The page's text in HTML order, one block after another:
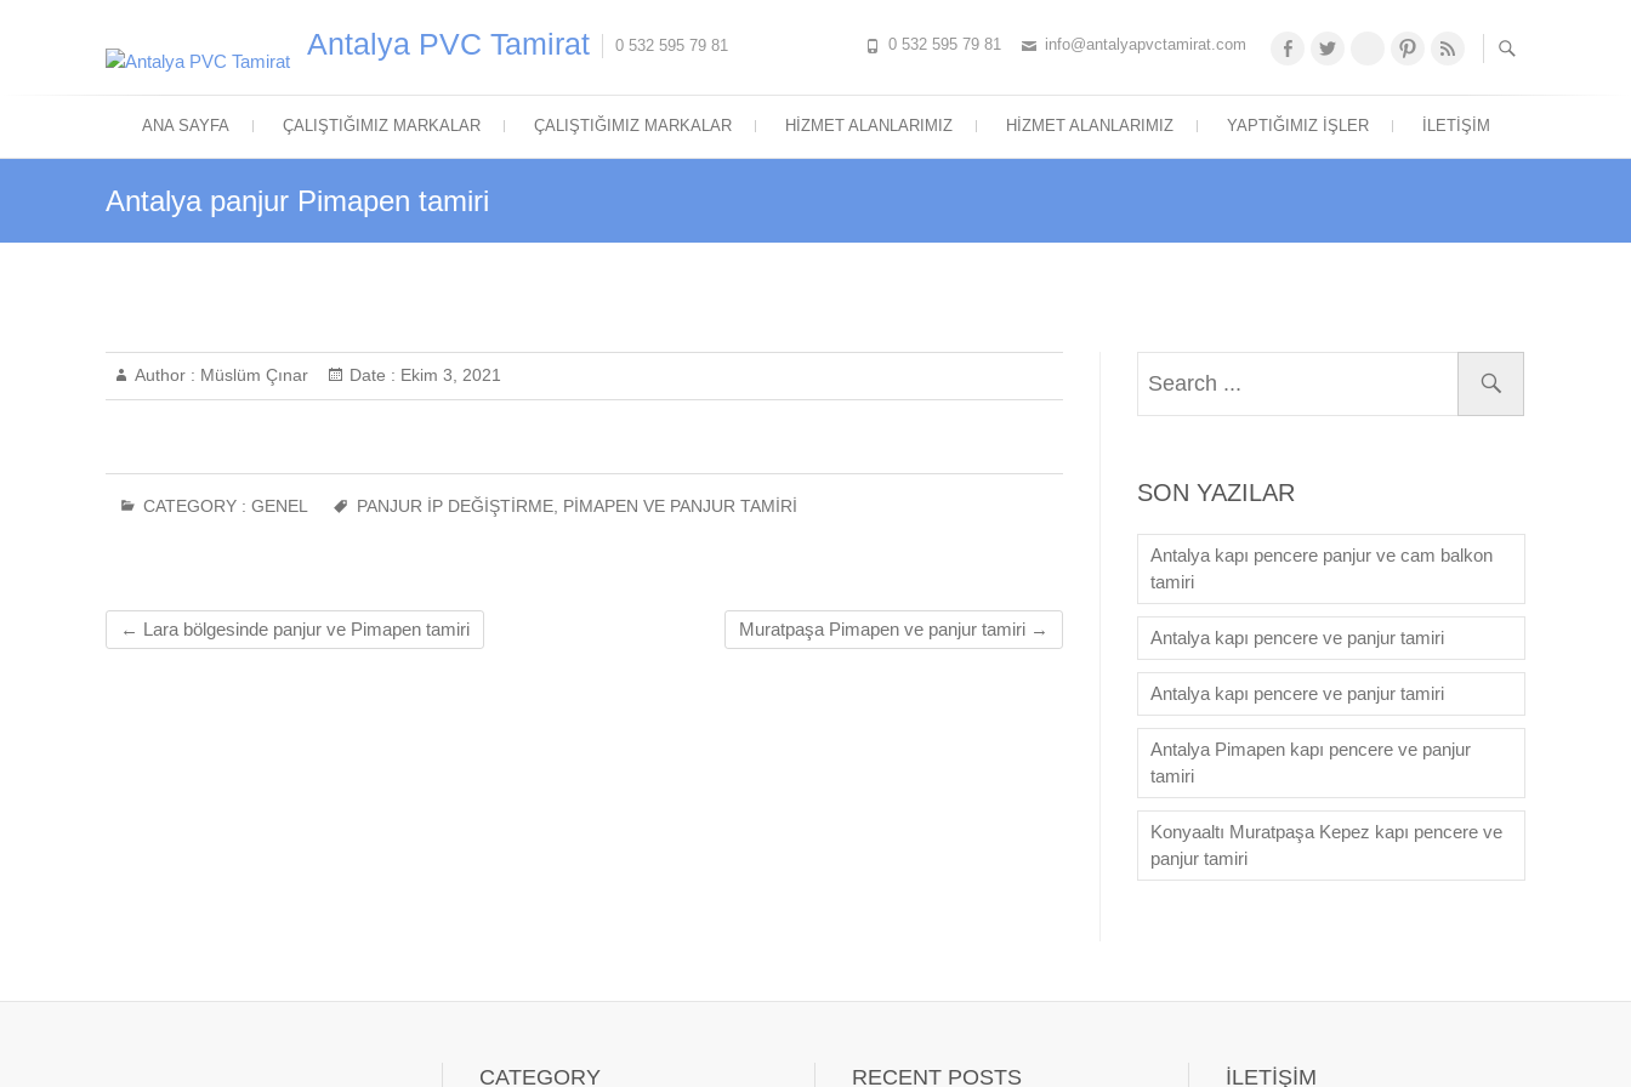
Antalya PVC Tamirat 0 532 595 79 81 Facebook
Google Pinterest
0 532 595 79 81 info@antalyapvctamirat.com
ANA SAYFA ÇALIŞTIĞIMIZ MARKALAR ÇALIŞTIĞIMIZ MARKALAR HIZMET ALANLARIMIZ HIZMET ALANLARIMIZ YAPTIĞIMIZ İŞLER İLETIŞIM
Antalya panjur Pimapen tamiri
Author : Müslüm Çınar Date : Ekim 3, 2021
CATEGORY : GENEL PANJUR IP DEĞIŞTIRME PIMAPEN VE PANJUR TAMIRI
← Lara bölgesinde panjur ve Pimapen tamiri Muratpaşa Pimapen ve panjur tamiri →
SON YAZILAR
Antalya kapı pencere panjur ve cam balkon
tamiri
Antalya kapı pencere ve panjur tamiri
Antalya kapı pencere ve panjur tamiri
Antalya Pimapen kapı pencere ve panjur
tamiri
Konyaaltı Muratpaşa Kepez kapı pencere ve
panjur tamiri
CATEGORY RECENT POSTS İLETIŞIM